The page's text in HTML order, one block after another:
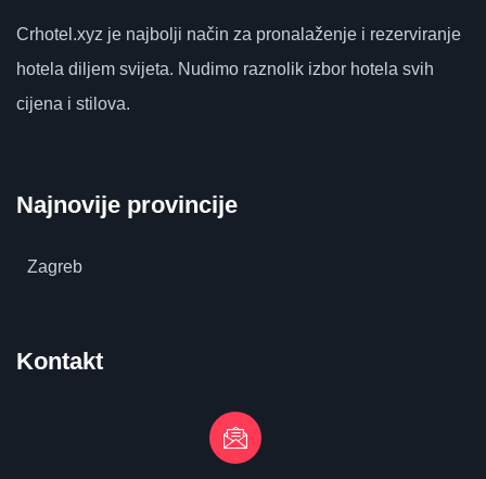
Crhotel.xyz je najbolji način za pronalaženje i rezerviranje
hotela diljem svijeta. Nudimo raznolik izbor hotela svih
cijena i stilova.
Najnovije provincije
Zagreb
Kontakt